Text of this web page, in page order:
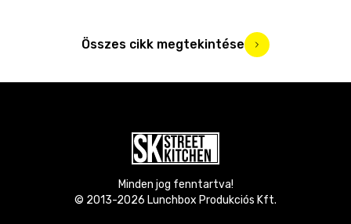
Összes cikk megtekintése
Minden jog fenntartva!
© 2013-2026 Lunchbox Produkciós Kft.